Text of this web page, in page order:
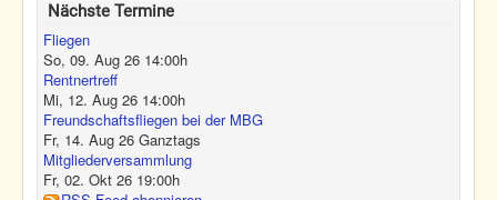
Nächste Termine
Fliegen
So, 09. Aug 26 14:00h
Rentnertreff
Mi, 12. Aug 26 14:00h
Freundschaftsfliegen bei der MBG
Fr, 14. Aug 26 Ganztags
Mitgliederversammlung
Fr, 02. Okt 26 19:00h